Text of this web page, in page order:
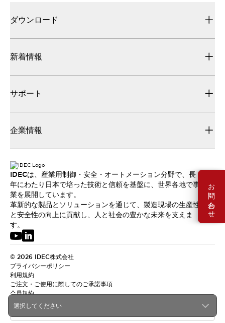
お問い合わせ
選択してください
ダウンロード
新着情報
サポート
企業情報
IDECは、産業用制御・安全・オートメーション分野で、長
年にわたり日本で培った技術と信頼を基盤に、世界各地で事
業を展開しています。
革新的な製品とソリューションを通じて、製造現場の生産性
と安全性の向上に貢献し、人と社会の豊かな未来を支えま
す。
© 2026 IDEC株式会社
プライバシーポリシー
利用規約
ご注文・ご使用に際してのご承諾事項
会員規約
日本